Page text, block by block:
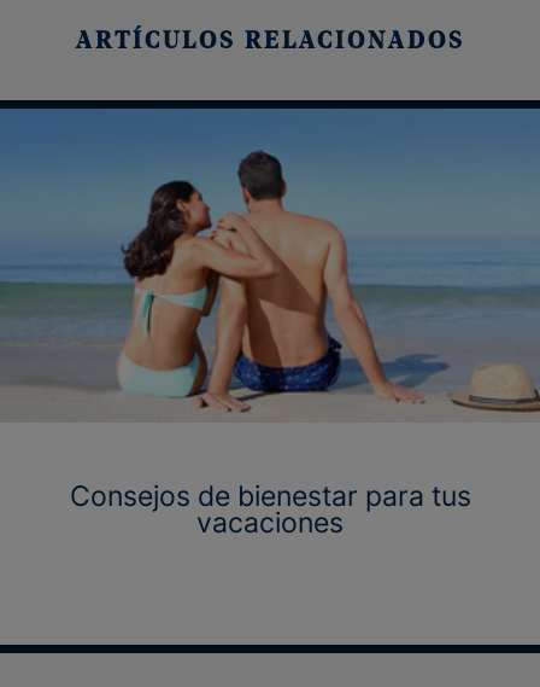
ARTÍCULOS RELACIONADOS
Consejos de bienestar para tus
vacaciones